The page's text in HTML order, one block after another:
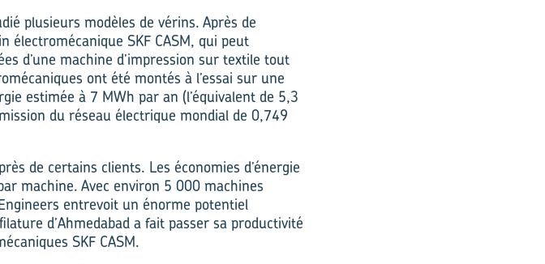
plusieurs modèles de vérins. Après de
électromécanique SKF CASM, qui peut
d’une machine d’impression sur textile tout
ont été montés à l’essai sur une
estimée à 7 MWh par an (l’équivalent de 5,3
du réseau électrique mondial de 0,749
de certains clients. Les économies d’énergie
machine. Avec environ 5 000 machines
entrevoit un énorme potentiel
d’Ahmedabad a fait passer sa productivité
SKF CASM.